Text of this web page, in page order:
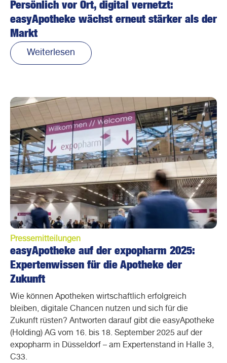
Persönlich vor Ort, digital vernetzt:
easyApotheke wächst erneut stärker als der
Markt
Weiterlesen
Pressemitteilungen
easyApotheke auf der expopharm 2025:
Expertenwissen für die Apotheke der
Zukunft
Wie können Apotheken wirtschaftlich erfolgreich
bleiben, digitale Chancen nutzen und sich für die
Zukunft rüsten? Antworten darauf gibt die easyApotheke
(Holding) AG vom 16. bis 18. September 2025 auf der
expopharm in Düsseldorf – am Expertenstand in Halle 3,
C33.